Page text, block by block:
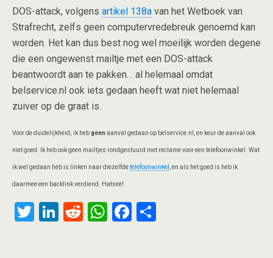
DOS-attack, volgens artikel 138a van het Wetboek van
Strafrecht, zelfs geen computervredebreuk genoemd kan
worden. Het kan dus best nog wel moeilijk worden degene
die een ongewenst mailtje met een DOS-attack
beantwoordt aan te pakken… al helemaal omdat
belservice.nl ook iets gedaan heeft wat niet helemaal
zuiver op de graat is.
Voor de duidelijkheid; ik hebgeen aanval gedaan op belservice.nl, en keur de aanval ook
niet goed. Ik heb ook geen mailtjes rondgestuurd met reclame voor een telefoonwinkel. Wat
ik wel gedaan heb is linken naar diezelfdetelefoonwinkel , en als het goed is heb ik
daarmee een backlink verdiend. Hatsee!
T
Li
R
W F